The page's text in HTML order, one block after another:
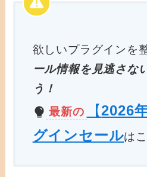
欲しいプラグインを
ール情報を見逃さな
う！
最新の
【2026
グインセールは